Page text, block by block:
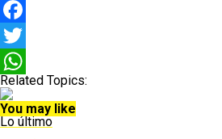
Facebook
Twitter
WhatsApp
Related Topics:
You may like
Lo último